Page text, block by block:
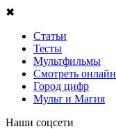
✖
Статьи
Тесты
Мультфильмы
Смотреть онлайн
Город цифр
Мульт и Магия
Наши соцсети